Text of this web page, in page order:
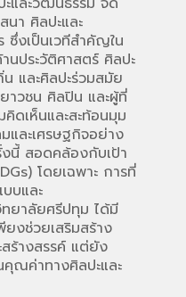
นา ศิลปะและ
งเป็นเวทีสำคัญใน
นประวัติศาสตร์ ศิลปะ
ละศิลปะร่วมสมัย
าวชน ศิลปิน และผู้ที่
ดเห็นและสะท้อนมุม
ละเศรษฐกิจอย่าง
งนี้ สอดคล้องกับเป้า
โดยเฉพาะ การที่
บและ
ยาลัยศรีปทุม ได้มี
ยงช่วยเสริมสร้าง
สร้างสรรค์ แต่ยัง
ณค่าทางศิลปะและ